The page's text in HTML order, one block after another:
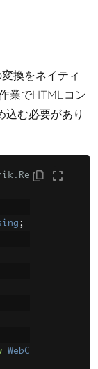
換をネイティ
業でHTMLコン
込む必要があり
;
WebC